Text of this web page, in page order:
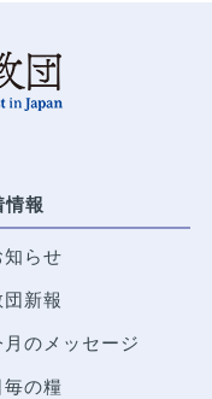
情報
知らせ
団新報
月のメッセージ
毎の糧